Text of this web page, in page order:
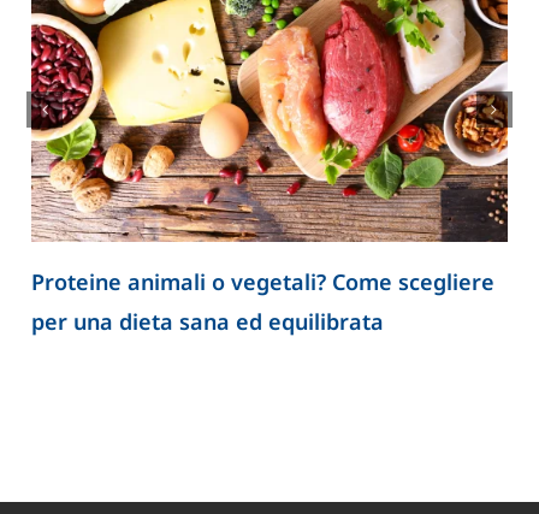
Proteine animali o vegetali? Come scegliere
per una dieta sana ed equilibrata